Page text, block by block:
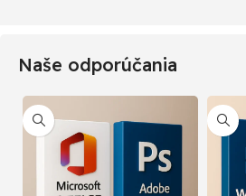
Naše odporúčania